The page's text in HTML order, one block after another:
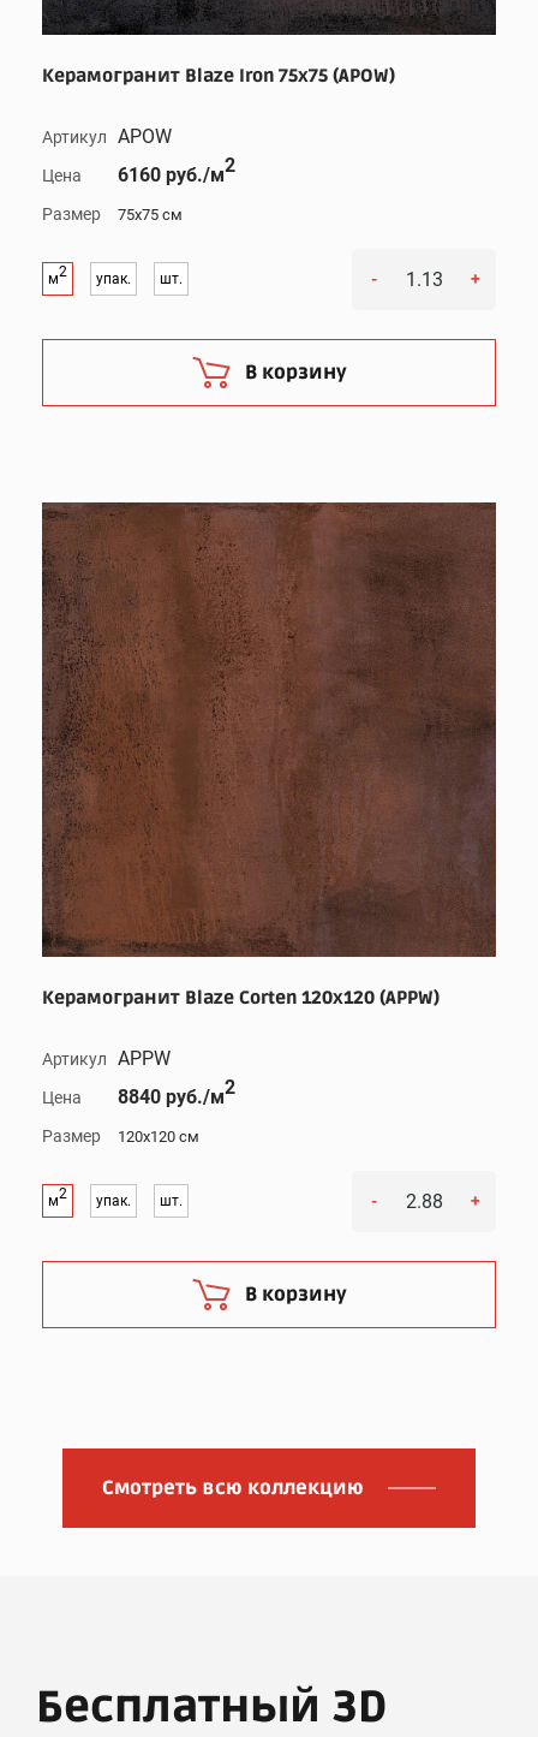
Керамогранит Blaze Iron 75x75 (APOW)
Артикул APOW
Цена 6160 руб./м2
Размер 75x75 см
м2 упак. шт. - +
В корзину
Керамогранит Blaze Corten 120x120 (APPW)
Артикул APPW
Цена 8840 руб./м2
Размер 120x120 см
м2 упак. шт. - +
В корзину
Смотреть всю коллекцию
Бесплатный 3D